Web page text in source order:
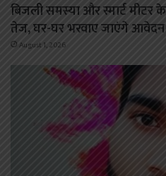
बिजली समस्या और स्मार्ट मीटर
तेज, घर-घर भरवाए जाएंगे आवेदन
August 1, 2026